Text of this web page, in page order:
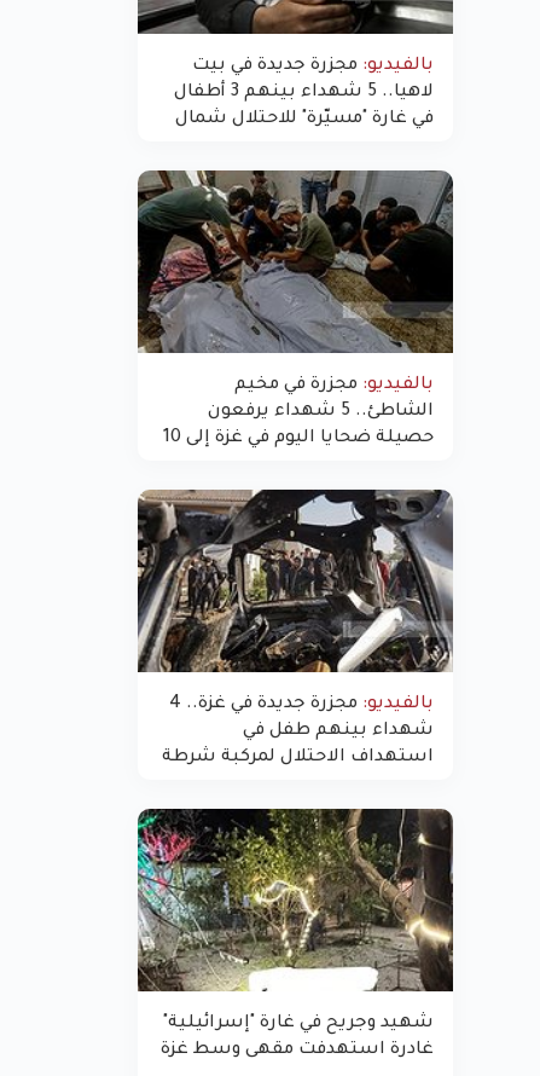
بالفيديو: مجزرة جديدة في بيت
لاهيا.. 5 شهداء بينهم 3 أطفال
في غارة "مسيّرة" للاحتلال شمال
بالفيديو: مجزرة في مخيم
الشاطئ.. 5 شهداء يرفعون
حصيلة ضحايا اليوم في غزة إلى 10
بالفيديو:
مجزرة جديدة في غزة.. 4
شهداء بينهم طفل في
استهداف الاحتلال لمركبة شرطة
شهيد وجريح في غارة "إسرائيلية"
غادرة استهدفت مقهى وسط غزة